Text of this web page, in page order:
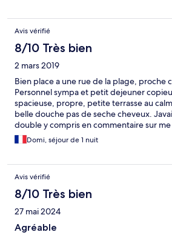
Avis vérifié
8/10 Très bien
2 mars 2019
Bien place a une rue de la plage, proche
Personnel sympa et petit dejeuner
spacieuse, propre, petite terrasse au
belle douche pas de seche cheveux.
double y compris en commentaire sur me
petits lits, hotel complet, impossible de
hotel bon rapport qualite prix
Domi, séjour de 1 nuit
Avis vérifié
8/10 Très bien
27 mai 2024
Agréable